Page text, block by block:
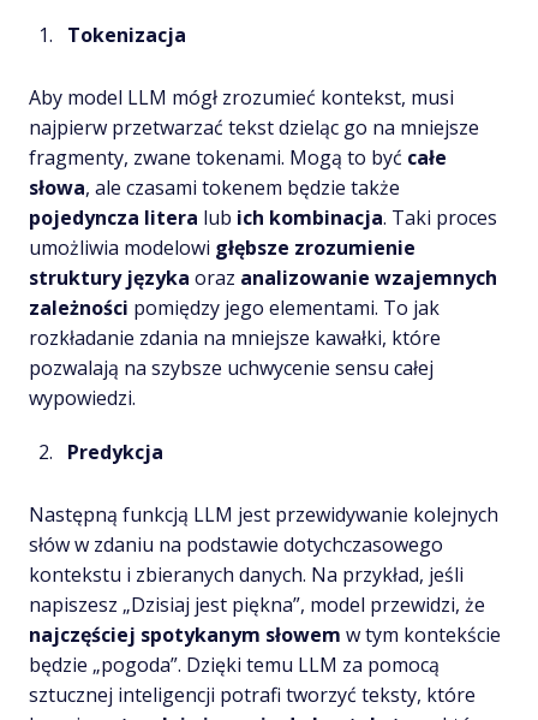
Tokenizacja
Aby model LLM mógł zrozumieć kontekst, musi
najpierw przetwarzać tekst dzieląc go na mniejsze
fragmenty, zwane tokenami. Mogą to być całe
słowa, ale czasami tokenem będzie także
pojedyncza litera lub ich kombinacja. Taki proces
umożliwia modelowi głębsze zrozumienie
struktury języka oraz analizowanie wzajemnych
zależności pomiędzy jego elementami. To jak
rozkładanie zdania na mniejsze kawałki, które
pozwalają na szybsze uchwycenie sensu całej
wypowiedzi.
Predykcja
Następną funkcją LLM jest przewidywanie kolejnych
słów w zdaniu na podstawie dotychczasowego
kontekstu i zbieranych danych. Na przykład, jeśli
napiszesz „Dzisiaj jest piękna”, model przewidzi, że
najczęściej spotykanym słowem w tym kontekście
będzie „pogoda”. Dzięki temu LLM za pomocą
sztucznej inteligencji potrafi tworzyć teksty, które